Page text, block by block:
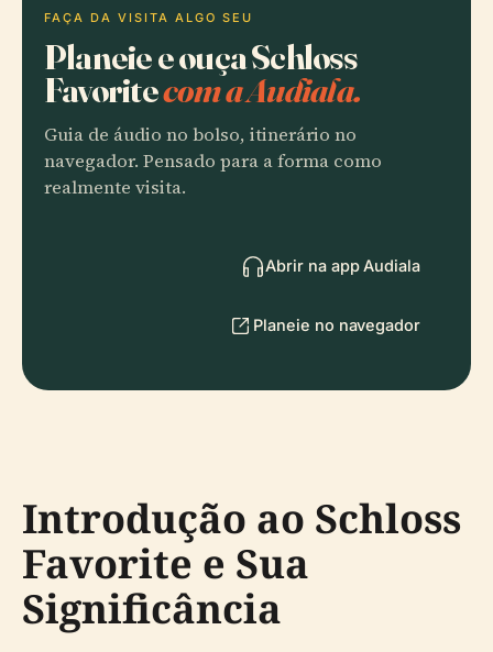
FAÇA DA VISITA ALGO SEU
Planeie e ouça Schloss
Favoritecom a Audiala.
Guia de áudio no bolso, itinerário no
navegador. Pensado para a forma como
realmente visita.
Abrir na app Audiala
Planeie no navegador
Introdução ao Schloss
Favorite e Sua
Significância